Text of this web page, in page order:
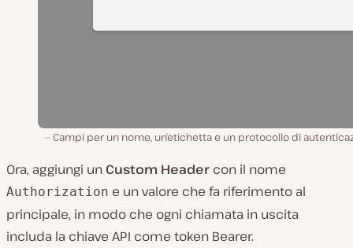
Campi per un nome, un’etichetta e un protocollo di
Ora, aggiungi un Custom Header con il nome
Authorization e un valore che fa riferimento al
principale, in modo che ogni chiamata in uscita
includa la chiave API come token Bearer.